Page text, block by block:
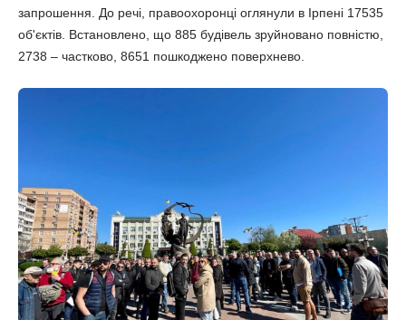
запрошення. До речі, правоохоронці оглянули в Ірпені 17535
об'єктів. Встановлено, що 885 будівель зруйновано повністю,
2738 – частково, 8651 пошкоджено поверхнево.